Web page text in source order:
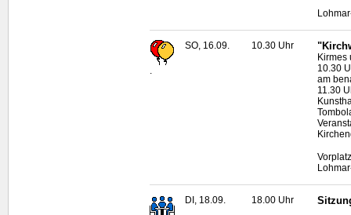
.
SO, 16.09. 10.30 Uhr
Kirmes
10.30
am
11.30
DI, 18.09. 18.00 Uhr